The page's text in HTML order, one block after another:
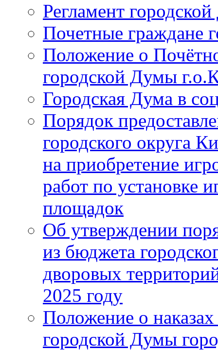
Регламент
Почетные граждане
Положение о
городской Думы
Городская Дума в
Порядок
городского округа
на приобретение
работ по установке
площадок
Об утверждении
из бюджета
дворовых
2025 году
Положение о
городской Думы